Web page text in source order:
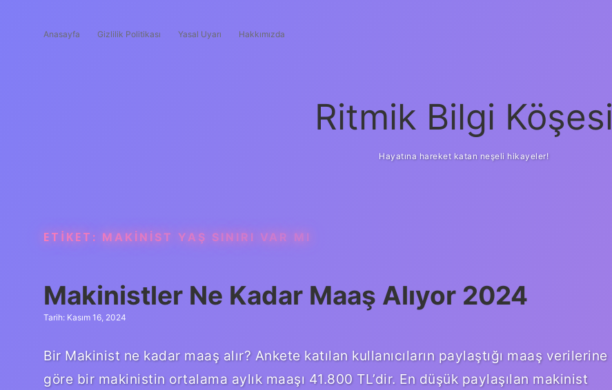
Anasayfa Gizlilik Politikası Yasal Uyarı Hakkımızda
Ritmik Bilgi Köşesi
Hayatına hareket katan neşeli hikayeler!
ETIKET: MAKINIST YAŞ SINIRI VAR MI
Makinistler Ne Kadar Maaş Alıyor 2024
Tarih: Kasım 16, 2024
Bir Makinist ne kadar maaş alır? Ankete katılan kullanıcıların paylaştığı maaş verilerine
göre bir makinistin ortalama aylık maaşı 41.800 TL’dir. En düşük paylaşılan makinist